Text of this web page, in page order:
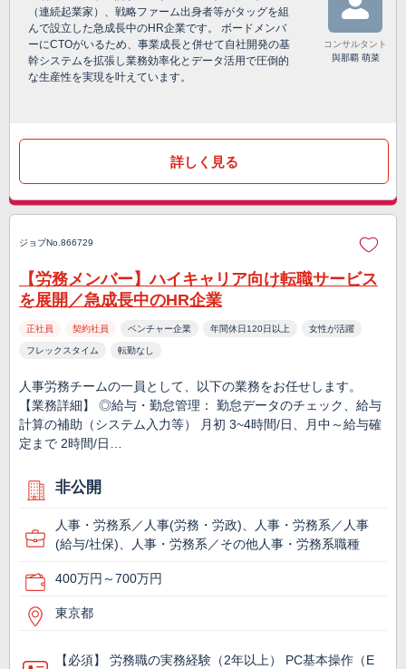
（連続起業家）、戦略ファーム出身者等がタッグを組
んで設立した急成長中のHR企業です。 ボードメンバ
ーにCTOがいるため、事業成長と併せて自社開発の基
幹システムを拡張し業務効率化とデータ活用で圧倒的
な生産性を実現を叶えています。
コンサルタント
與那覇 萌菜
詳しく見る
ジョブNo.866729
【労務メンバー】ハイキャリア向け転職サービス
を展開／急成長中のHR企業
正社員 契約社員 ベンチャー企業 年間休日120日以上 女性が活躍
フレックスタイム 転勤なし
人事労務チームの一員として、以下の業務をお任せします。
【業務詳細】 ◎給与・勤怠管理： 勤怠データのチェック、給与
計算の補助（システム入力等） 月初 3~4時間/日、月中～給与確
定まで 2時間/日…
非公開
人事・労務系／人事(労務・労政)、人事・労務系／人事
(給与/社保)、人事・労務系／その他人事・労務系職種
400万円～700万円
東京都
【必須】 労務職の実務経験（2年以上） PC基本操作（E